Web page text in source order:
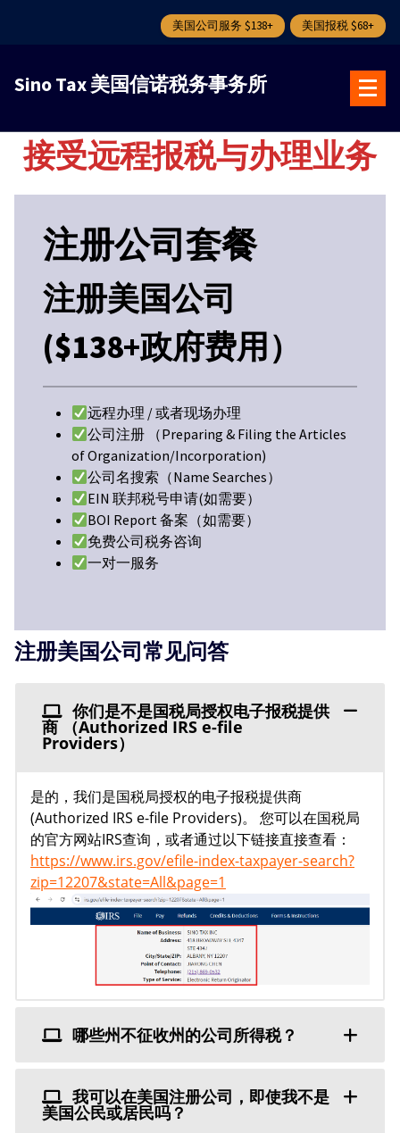
美国公司服务 $138+ 美国报税 $68+
Sino Tax 美国信诺税务事务所
接受远程报税与办理业务
注册公司套餐
注册美国公司
($138+政府费用）
远程办理 / 或者现场办理
公司注册 （Preparing & Filing the Articles
of Organization/Incorporation)
公司名搜索（Name Searches）
EIN 联邦税号申请(如需要）
BOI Report 备案（如需要）
免费公司税务咨询
一对一服务
注册美国公司常见问答
你们是不是国税局授权电子报税提供
商 （Authorized IRS e-file
Providers）
是的，我们是国税局授权的电子报税提供商
(Authorized IRS e-file Providers)。 您可以在国税局
的官方网站IRS查询，或者通过以下链接直接查看：
https://www.irs.gov/efile-index-taxpayer-search?
zip=12207&state=All&page=1
哪些州不征收州的公司所得税？
我可以在美国注册公司，即使我不是
美国公民或居民吗？